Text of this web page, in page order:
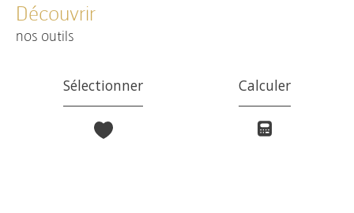
découvrir
nos outils
Sélectionner Calculer